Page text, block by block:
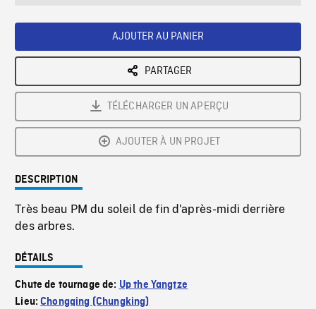
AJOUTER AU PANIER
PARTAGER
TÉLÉCHARGER UN APERÇU
AJOUTER À UN PROJET
DESCRIPTION
Très beau PM du soleil de fin d'après-midi derrière
des arbres.
DÉTAILS
Chute de tournage de: Up the Yangtze
Lieu:Chongqing (Chungking)